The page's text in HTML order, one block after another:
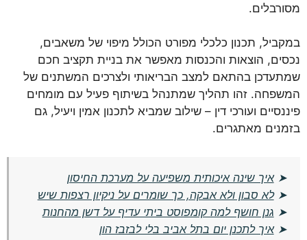
מסורבלים.
במקביל, תכנון כלכלי מפורט הכולל מיפוי של משאבים,
נכסים, הוצאות והכנסות מאפשר את בניית תקציב חכם
שמתעדכן בהתאם למצב הבריאותי ולצרכים המשתנים של
המשפחה. זהו תהליך שמתנהל בשיתוף פעיל עם מומחים
פיננסיים ועורכי דין – שילוב שמביא לתכנון אמין ויעיל, גם
בזמנים מאתגרים.
➤איך שינה איכותית משפיעה על מערכת החיסון
➤לא סבון ולא אבקה, כך שומרים על ניקיון רצפות שיש
➤ גנן חושף למה קומפוסט ביתי עדיף על דשן מהחנות
➤איך לתכנן יום בתל אביב בלי לבזבז הון